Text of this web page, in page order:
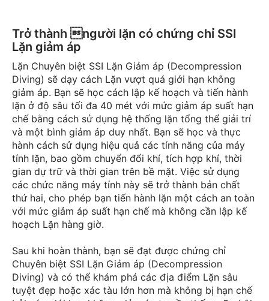
Trở thành người lặn có chứng chỉ SSI
Lặn giảm áp
Lặn Chuyên biệt SSI Lặn Giảm áp (Decompression
Diving) sẽ dạy cách Lặn vượt quá giới hạn không
giảm áp. Bạn sẽ học cách lập kế hoạch và tiến hành
lặn ở độ sâu tối đa 40 mét với mức giảm áp suất hạn
chế bằng cách sử dụng hệ thống lặn tổng thể giải trí
và một bình giảm áp duy nhất. Bạn sẽ học và thực
hành cách sử dụng hiệu quả các tính năng của máy
tính lặn, bao gồm chuyển đổi khí, tích hợp khí, thời
gian dự trữ và thời gian trên bề mặt. Việc sử dụng
các chức năng máy tính này sẽ trở thành bản chất
thứ hai, cho phép bạn tiến hành lặn một cách an toàn
với mức giảm áp suất hạn chế mà không cần lập kế
hoạch Lặn hàng giờ.
Sau khi hoàn thành, bạn sẽ đạt được chứng chỉ
Chuyên biệt SSI Lặn Giảm áp (Decompression
Diving) và có thể khám phá các địa điểm Lặn sâu
tuyệt đẹp hoặc xác tàu lớn hơn mà không bị hạn chế